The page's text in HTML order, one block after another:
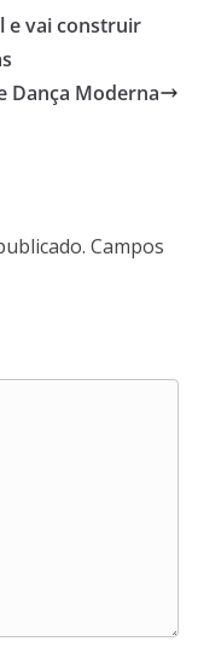
e vai construir
Dança Moderna
Campos